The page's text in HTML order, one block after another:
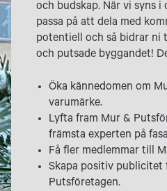
och budskap. När vi syns i
passa på att dela med
potentiell och så bidrar ni
och putsade byggandet!
Öka kännedomen om
varumärke.
Lyfta fram Mur &
främsta experten på
Få fler medlemmar till
Skapa positiv publicitet
Putsföretagen.